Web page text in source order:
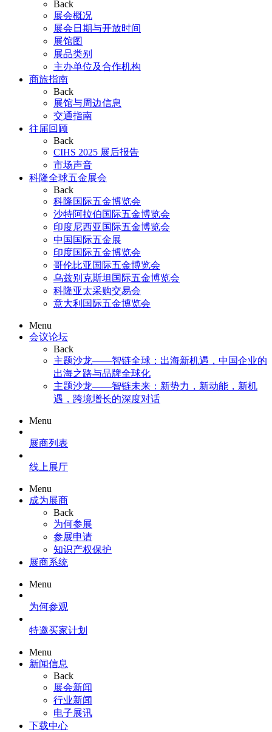
Back
展会概况
展会日期与开放时间
展馆图
展品类别
主办单位及合作机构
商旅指南
Back
展馆与周边信息
交通指南
往届回顾
Back
CIHS 2025 展后报告
市场声音
科隆全球五金展会
Back
科隆国际五金博览会
沙特阿拉伯国际五金博览会
印度尼西亚国际五金博览会
中国国际五金展
印度国际五金博览会
哥伦比亚国际五金博览会
乌兹别克斯坦国际五金博览会
科隆亚太采购交易会
意大利国际五金博览会
Menu
会议论坛
Back
主题沙龙——智链全球：出海新机遇，中国企业的
出海之路与品牌全球化
主题沙龙——智链未来：新势力，新动能，新机
遇，跨境增长的深度对话
Menu
展商列表
线上展厅
Menu
成为展商
Back
为何参展
参展申请
知识产权保护
展商系统
Menu
为何参观
特邀买家计划
Menu
新闻信息
Back
展会新闻
行业新闻
电子展讯
下载中心